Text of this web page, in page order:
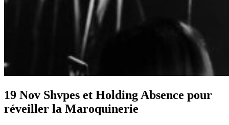
19 Nov Shvpes et Holding Absence pour
réveiller la Maroquinerie